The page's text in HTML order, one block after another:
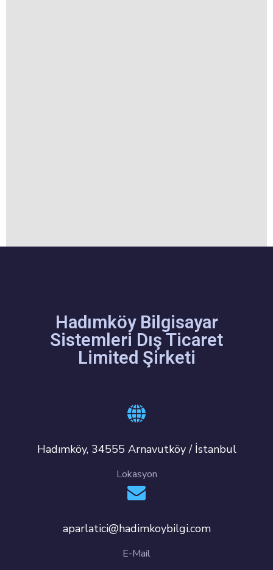
Hadımköy Bilgisayar
Sistemleri Dış Ticaret
Limited Şirketi
Hadımköy, 34555 Arnavutköy / İstanbul
Lokasyon
aparlatici@hadimkoybilgi.com
E-Mail